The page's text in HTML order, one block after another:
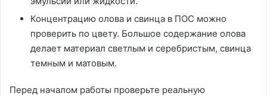
Концентрацию олова и свинца в ПОС можно
проверить по цвету. Большое содержание олова
делает материал светлым и серебристым, свинца
темным и матовым.
Перед началом работы проверьте реальную